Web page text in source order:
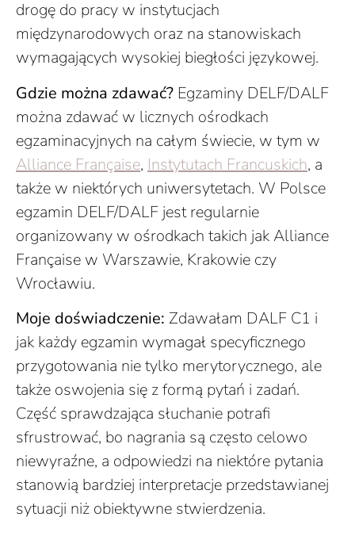
drogę do pracy w instytucjach
międzynarodowych oraz na stanowiskach
wymagających wysokiej biegłości językowej.
Gdzie można zdawać? Egzaminy DELF/DALF
można zdawać w licznych ośrodkach
egzaminacyjnych na całym świecie, w tym w
Alliance Française, Instytutach Francuskich, a
także w niektórych uniwersytetach. W Polsce
egzamin DELF/DALF jest regularnie
organizowany w ośrodkach takich jak Alliance
Française w Warszawie, Krakowie czy
Wrocławiu.
Moje doświadczenie: Zdawałam DALF C1 i
jak każdy egzamin wymagał specyficznego
przygotowania nie tylko merytorycznego, ale
także oswojenia się z formą pytań i zadań.
Część sprawdzająca słuchanie potrafi
sfrustrować, bo nagrania są często celowo
niewyraźne, a odpowiedzi na niektóre pytania
stanowią bardziej interpretacje przedstawianej
sytuacji niż obiektywne stwierdzenia.